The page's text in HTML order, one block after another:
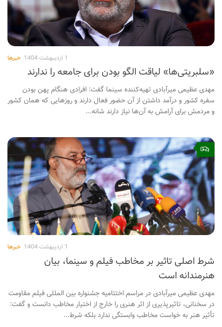
خبرها 1 اردیبهشت 1404
«سلبریتی‌ها» لیاقت الگو بودن برای جامعه را ندارند
مهدی عظیمی میرآبادی تهیه‌کننده سینما گفت: افرادی هنگام پهن بودن
سفره کشور و درآمد داشتن از آن حضور فعال دارند و روزهایی که همان کشور
و مردمش برای آرامش به آن‌ها نیاز دارند شانه...
0
خبرها 1 اردیبهشت 1404
شرط اصلی تاثیر بر مخاطب فیلم و سینما، بیان
هنرمندانه است
مهدی عظیمی میرآبادی در مراسم اختتامیه جشنواره بین المللی فیلم مقاومت
در سخنانی، تاثیرپذیری از اثر هنری را خارج از اختیار مخاطب دانست و گفت:
تأثیر هنر به خواست مخاطب وابستگی ندارد بلکه شرط...